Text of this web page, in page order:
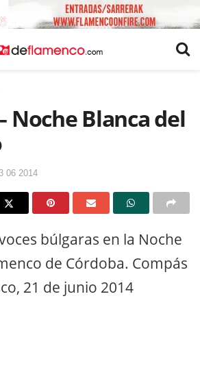
Noche Blanca del
06 2014
búlgaras en la Noche
de Córdoba. Compás
21 de junio 2014